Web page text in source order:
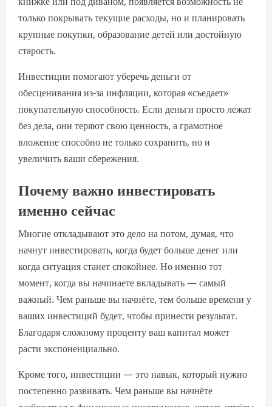
только покрывать текущие расходы, но и планировать
крупные покупки, образование детей или достойную
старость.
Инвестиции помогают уберечь деньги от
обесценивания из-за инфляции, которая «съедает»
покупательную способность. Если деньги просто лежат
без дела, они теряют свою ценность, а грамотное
вложение способно не только сохранить, но и
увеличить ваши сбережения.
Почему важно инвестировать
именно сейчас
Многие откладывают это дело на потом, думая, что
начнут инвестировать, когда будет больше денег или
когда ситуация станет спокойнее. Но именно тот
момент, когда вы начинаете вкладывать — самый
важный. Чем раньше вы начнёте, тем больше времени у
ваших инвестиций будет, чтобы принести результат.
Благодаря сложному проценту ваш капитал может
расти экспоненциально.
Кроме того, инвестиции — это навык, который нужно
постепенно развивать. Чем раньше вы начнёте